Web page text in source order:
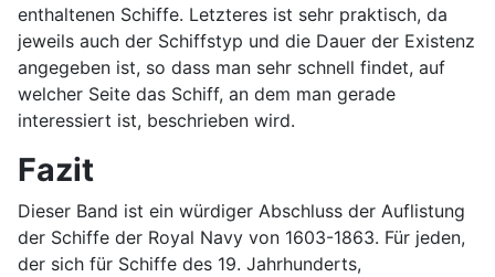
enthaltenen Schiffe. Letzteres ist sehr praktisch, da
jeweils auch der Schiffstyp und die Dauer der Existenz
angegeben ist, so dass man sehr schnell findet, auf
welcher Seite das Schiff, an dem man gerade
interessiert ist, beschrieben wird.
Fazit
Dieser Band ist ein würdiger Abschluss der Auflistung
der Schiffe der Royal Navy von 1603-1863. Für jeden,
der sich für Schiffe des 19. Jahrhunderts,